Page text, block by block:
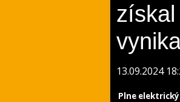
13.09.2024
Plne elektrický